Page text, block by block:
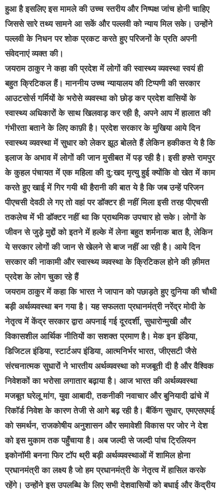
हुआ है इसलिए इस मामले की उच्च स्तरीय और निष्पक्ष जांच होनी चाहिए
जिससे सारे तथ्य सामने आ सकें और पल्लवी को न्याय मिल सके। उन्होंने
पल्लवी के निधन पर शोक प्रकट करते हुए परिजनों के प्रति अपनी
संवेदनाएं व्यक्त की।
जयराम ठाकुर ने कहा की प्रदेश में लोगों की स्वास्थ्य व्यवस्था स्वयं ही
बहुत क्रिटिकल हैं। माननीय उच्च न्यायालय की टिप्पणी की सरकार
आउटसोर्स गर्मियों के भरोसे व्यवस्था को छोड़ कर प्रदेश वासियों के
स्वास्थ्य अधिकारों के साथ खिलवाड़ कर रही है, अपने आप में हालात की
गंभीरता बताने के लिए काफ़ी है। प्रदेश सरकार के मुखिया आये दिन
स्वास्थ्य व्यवस्था में सुधार को लेकर झूठ बोलते हैं लेकिन हकीकत ये है कि
इलाज के अभाव में लोगों की जान मुसीबत में पड़ रही है। इसी हफ्ते रामपुर
के कुहल पंचायत में एक महिला की दु:खद मृत्यु हुई क्योंकि वो खेत में काम
करते हुए खाई में गिर गयी थी हैरानी की बात ये है कि जब उन्हें परिजन
पीएचसी देवठी ले गए तो वहां पर डॉक्टर ही नहीं मिला इसी तरह पीएचसी
तकलेच में भी डॉक्टर नहीं था कि प्राथमिक उपचार हो सके। लोगों के
जीवन से जुड़े मुद्दों को इतने में हल्के में लेना बहुत शर्मनाक बात है, लेकिन
ये सरकार लोगों की जान से खेलने से बाज नहीं आ रही है। आये दिन
सरकार की नाकामी और स्वास्थ्य व्यवस्था के क्रिटिकल होने की क़ीमत
प्रदेश के लोग चुका रहे हैं
जयराम ठाकुर में कहा कि भारत ने जापान को पछाड़ते हुए दुनिया की चौथी
बड़ी अर्थव्यवस्था बन गया है। यह सफलता प्रधानमंत्री नरेंद्र मोदी के
नेतृत्व में केंद्र सरकार द्वारा अपनाई गई दूरदर्शी, सुधारोन्मुखी और
विकासशील आर्थिक नीतियों का सशक्त प्रमाण है। मेक इन इंडिया,
डिजिटल इंडिया, स्टार्टअप इंडिया, आत्मनिर्भर भारत, जीएसटी जैसे
संरचनात्मक सुधारों ने भारतीय अर्थव्यवस्था को मजबूती दी है और वैश्विक
निवेशकों का भरोसा लगातार बढ़ाया है। आज भारत की अर्थव्यवस्था
मजबूत घरेलू मांग, युवा आबादी, तकनीकी नवाचार और बुनियादी ढांचे में
रिकॉर्ड निवेश के कारण तेजी से आगे बढ़ रही है। बैंकिंग सुधार, एमएसएमई
को समर्थन, राजकोषीय अनुशासन और समावेशी विकास पर जोर ने देश
को इस मुकाम तक पहुँचाया है। अब जल्दी से जल्दी पांच ट्रिलियन
इकोनॉमी बनना फिर टॉप थ्री बड़ी अर्थव्यवस्थाओं में शामिल होना
प्रधानमंत्री का लक्ष्य है जो हम प्रधानमंत्री के नेतृत्व में हासिल करके
रहेंगे। उन्होंने इस उपलब्धि के लिए सभी देशवासियों को बधाई और केंद्रीय